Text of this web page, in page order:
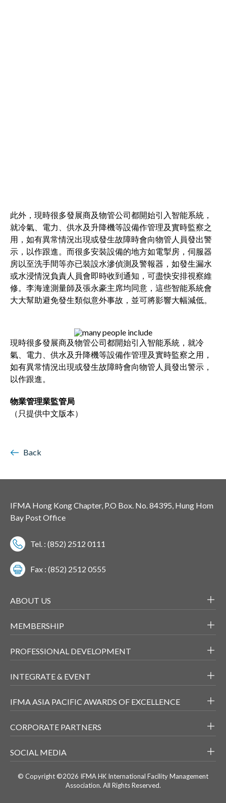
此外，現時很多發展商及物管公司都開始引入智能系統，
就冷氣、電力、供水及升降機等設備作管理及實時監察之
用，如有異常情況出現或發生故障時會向物管人員發出警
示，以作跟進。而很多安裝設備的地方如電掣房，伺服器
房以至洗手間等亦已裝設水滲偵測及警報器，如發生漏水
或水浸情況負責人員會即時收到通知，可盡快安排視察維
修。李海達測量師及張永豪主席均同意，這些智能系統會
大大幫助避免發生類似意外事故，並可將影響大幅減低。
現時很多發展商及物管公司都開始引入智能系統，就冷
氣、電力、供水及升降機等設備作管理及實時監察之用，
如有異常情況出現或發生故障時會向物管人員發出警示，
以作跟進。
​​​​​​​物業管理業監管局
（只提供中文版本）
Back
IFMA Hong Kong Chapter, P.O Box. No. 84395, Hung Hom
Bay Post Office
Tel. : (852) 2512 0111
Fax : (852) 2512 0555
ABOUT US
MEMBERSHIP
PROFESSIONAL DEVELOPMENT
INTEGRATE & EVENT
IFMA ASIA PACIFIC AWARDS OF EXCELLENCE
CORPORATE PARTNERS
SOCIAL MEDIA
© Copyright ©2026 IFMA HK International Facility Management
Association. All Rights Reserved.